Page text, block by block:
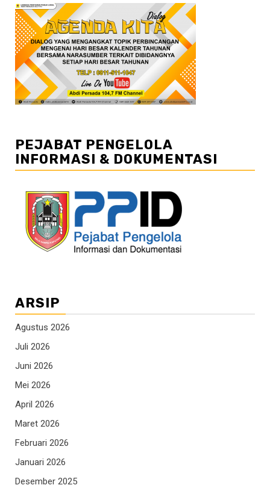
PEJABAT PENGELOLA
INFORMASI & DOKUMENTASI
ARSIP
Agustus 2026
Juli 2026
Juni 2026
Mei 2026
April 2026
Maret 2026
Februari 2026
Januari 2026
Desember 2025